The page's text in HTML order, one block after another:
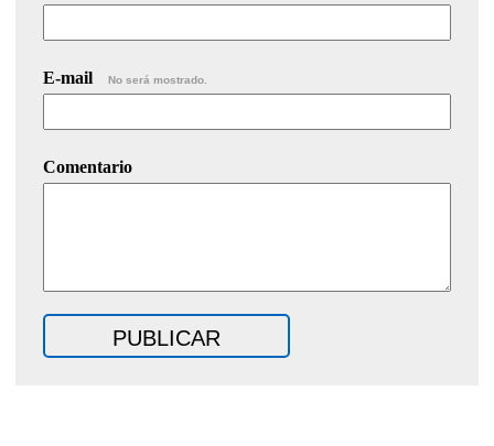
E-mail No será mostrado.
Comentario